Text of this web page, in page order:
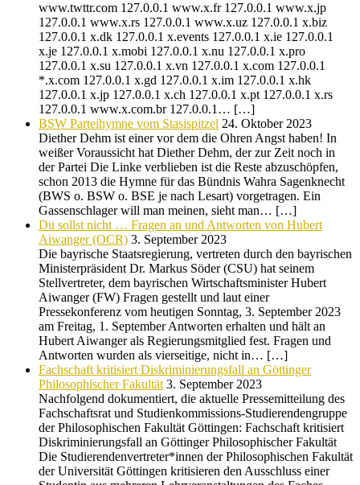
www.twttr.com 127.0.0.1 www.x.fr 127.0.0.1 www.x.jp
127.0.0.1 www.x.rs 127.0.0.1 www.x.uz 127.0.0.1 x.biz
127.0.0.1 x.dk 127.0.0.1 x.events 127.0.0.1 x.ie 127.0.0.1
x.je 127.0.0.1 x.mobi 127.0.0.1 x.nu 127.0.0.1 x.pro
127.0.0.1 x.su 127.0.0.1 x.vn 127.0.0.1 x.com 127.0.0.1
*.x.com 127.0.0.1 x.gd 127.0.0.1 x.im 127.0.0.1 x.hk
127.0.0.1 x.jp 127.0.0.1 x.ch 127.0.0.1 x.pt 127.0.0.1 x.rs
127.0.0.1 www.x.com.br 127.0.0.1… […]
BSW Parteihymne vom Stasispitzel 24. Oktober 2023
Diether Dehm ist einer vor dem die Ohren Angst haben! In
weißer Voraussicht hat Diether Dehm, der zur Zeit noch in
der Partei Die Linke verblieben ist die Reste abzuschöpfen,
schon 2013 die Hymne für das Bündnis Wahra Sagenknecht
(BWS o. BSW o. BSE je nach Lesart) vorgetragen. Ein
Gassenschlager will man meinen, sieht man… […]
Du sollst nicht … Fragen an und Antworten von Hubert
Aiwanger (OCR) 3. September 2023
Die bayrische Staatsregierung, vertreten durch den bayrischen
Ministerpräsident Dr. Markus Söder (CSU) hat seinem
Stellvertreter, dem bayrischen Wirtschaftsminister Hubert
Aiwanger (FW) Fragen gestellt und laut einer
Pressekonferenz vom heutigen Sonntag, 3. September 2023
am Freitag, 1. September Antworten erhalten und hält an
Hubert Aiwanger als Regierungsmitglied fest. Fragen und
Antworten wurden als vierseitige, nicht in… […]
Fachschaft kritisiert Diskriminierungsfall an Göttinger
Philosophischer Fakultät 3. September 2023
Nachfolgend dokumentiert, die aktuelle Pressemitteilung des
Fachschaftsrat und Studienkommissions-Studierendengruppe
der Philosophischen Fakultät Göttingen: Fachschaft kritisiert
Diskriminierungsfall an Göttinger Philosophischer Fakultät
Die Studierendenvertreter*innen der Philosophischen Fakultät
der Universität Göttingen kritisieren den Ausschluss einer